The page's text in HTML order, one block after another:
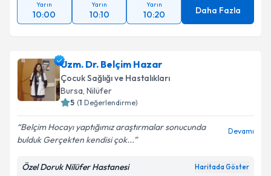
Yarın
10:00
Yarın
10:10
Yarın
10:20 Daha Fazla
Uzm. Dr. Belçim Hazar
Çocuk Sağlığı ve Hastalıkları
Bursa, Nilüfer
5 (1 Değerlendirme)
Belçim Hocayı yaptığımız araştırmalar sonucunda
bulduk Gerçekten kendisi çok...
Devamı
Özel Doruk Nilüfer Hastanesi Haritada Göster